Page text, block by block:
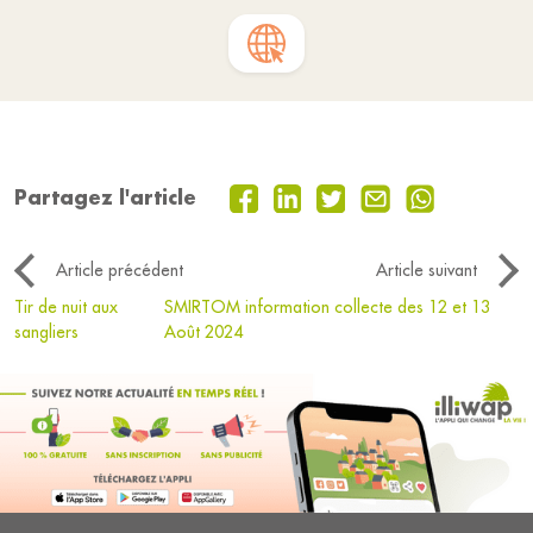
Partagez l'article
Article précédent
Article suivant
Tir de nuit aux
sangliers
SMIRTOM information collecte des 12 et 13
Août 2024